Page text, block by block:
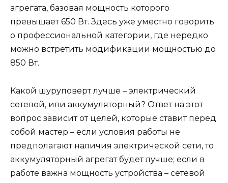
агрегата, базовая мощность которого
превышает 650 Вт. Здесь уже уместно говорить
о профессиональной категории, где нередко
можно встретить модификации мощностью до
850 Вт.
Какой шуруповерт лучше – электрический
сетевой, или аккумуляторный? Ответ на этот
вопрос зависит от целей, которые ставит перед
собой мастер – если условия работы не
предполагают наличия электрической сети, то
аккумуляторный агрегат будет лучше; если в
работе важна мощность устройства – сетевой